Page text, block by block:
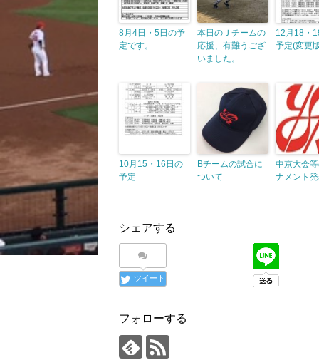
8月4日・5日の予
定です。
本日のＪチームの
応援、有難うござ
いました。
12月18・
予定(変更
10月15・16日の
予定
Bチームの試合に
ついて
中京大会
ナメント
シェアする
ツイート
フォローする